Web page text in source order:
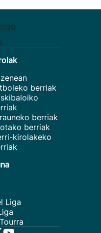
berriak
berriak
berriak
kirolakeko
Liga